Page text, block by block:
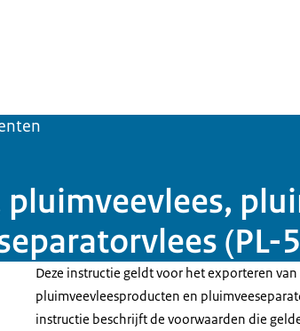
(PL-
Deze instructie geldt voor het exporteren van
pluimveevleesproducten en
instructie beschrijft de voorwaarden die